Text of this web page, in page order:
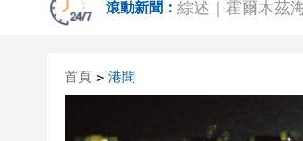
滾動新聞： 綜述｜霍爾木茲
日本消費稅下調
首頁 > 港聞